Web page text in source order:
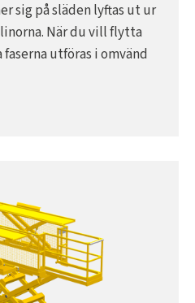
sig på släden lyftas ut ur
När du vill flytta
utföras i omvänd